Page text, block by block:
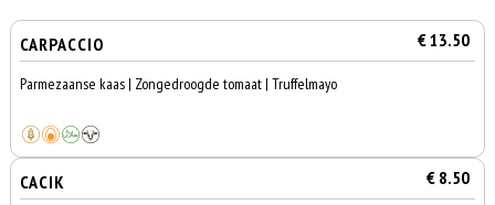
CARPACCIO € 13.50
Parmezaanse kaas | Zongedroogde tomaat | Truffelmayo
CACIK € 8.50